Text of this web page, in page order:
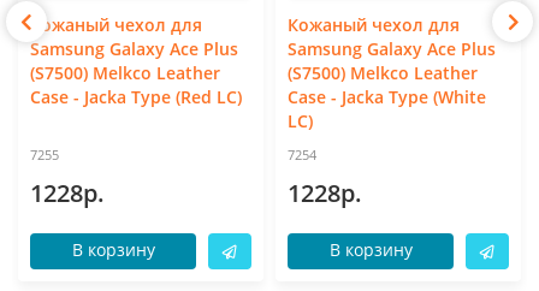
Кожаный чехол для
Samsung Galaxy Ace Plus
(S7500) Melkco Leather
Case - Jacka Type (Red LC)
7255
1228р.
В корзину
Кожаный чехол для
Samsung Galaxy Ace Plus
(S7500) Melkco Leather
Case - Jacka Type (White
LC)
7254
1228р.
В корзину